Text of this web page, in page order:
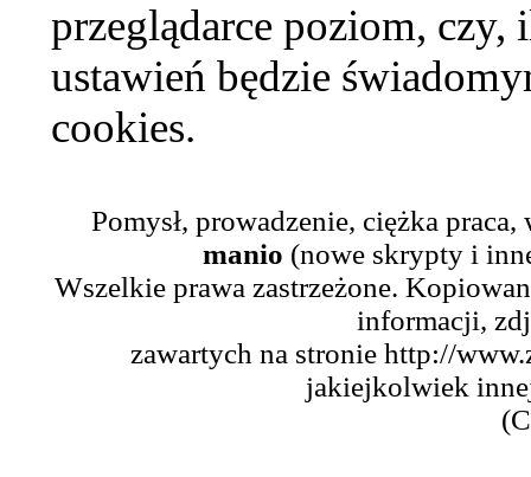
przeglądarce poziom,
ustawień będzie
cookies.
Pomysł, prowadzenie, ciężka
manio (nowe skrypty i
Wszelkie prawa zastrzeżone.
informacji,
zawartych na stronie http://
jakiejkolwiek